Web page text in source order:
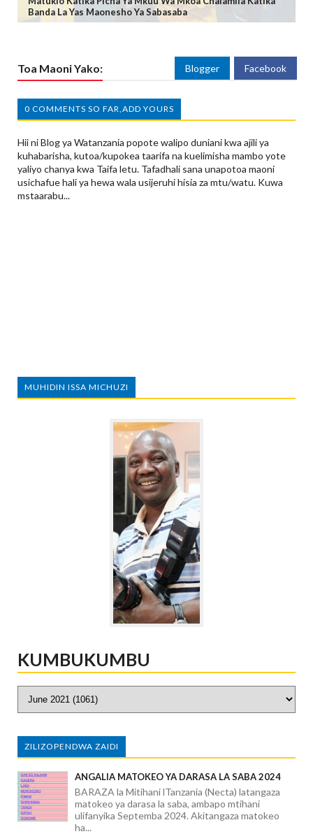
Banda La Yas Maonesho Ya Sabasaba
Toa Maoni Yako: Blogger Facebook
0 COMMENTS SO FAR,ADD YOURS
Hii ni Blog ya Watanzania popote walipo duniani kwa ajili ya
kuhabarisha, kutoa/kupokea taarifa na kuelimisha mambo yote
yaliyo chanya kwa Taifa letu. Tafadhali sana unapotoa maoni
usichafue hali ya hewa wala usijeruhi hisia za mtu/watu. Kuwa
mstaarabu...
MUHIDIN ISSA MICHUZI
KUMBUKUMBU
ZILIZOPENDWA ZAIDI
ANGALIA MATOKEO YA DARASA LA SABA 2024
BARAZA la Mitihani lTanzania (Necta) latangaza
matokeo ya darasa la saba, ambapo mtihani
ulifanyika Septemba 2024. Akitangaza matokeo
ha...